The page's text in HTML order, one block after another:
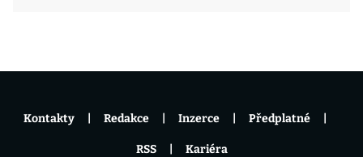
Kontakty Redakce Inzerce Předplatné
RSS Kariéra